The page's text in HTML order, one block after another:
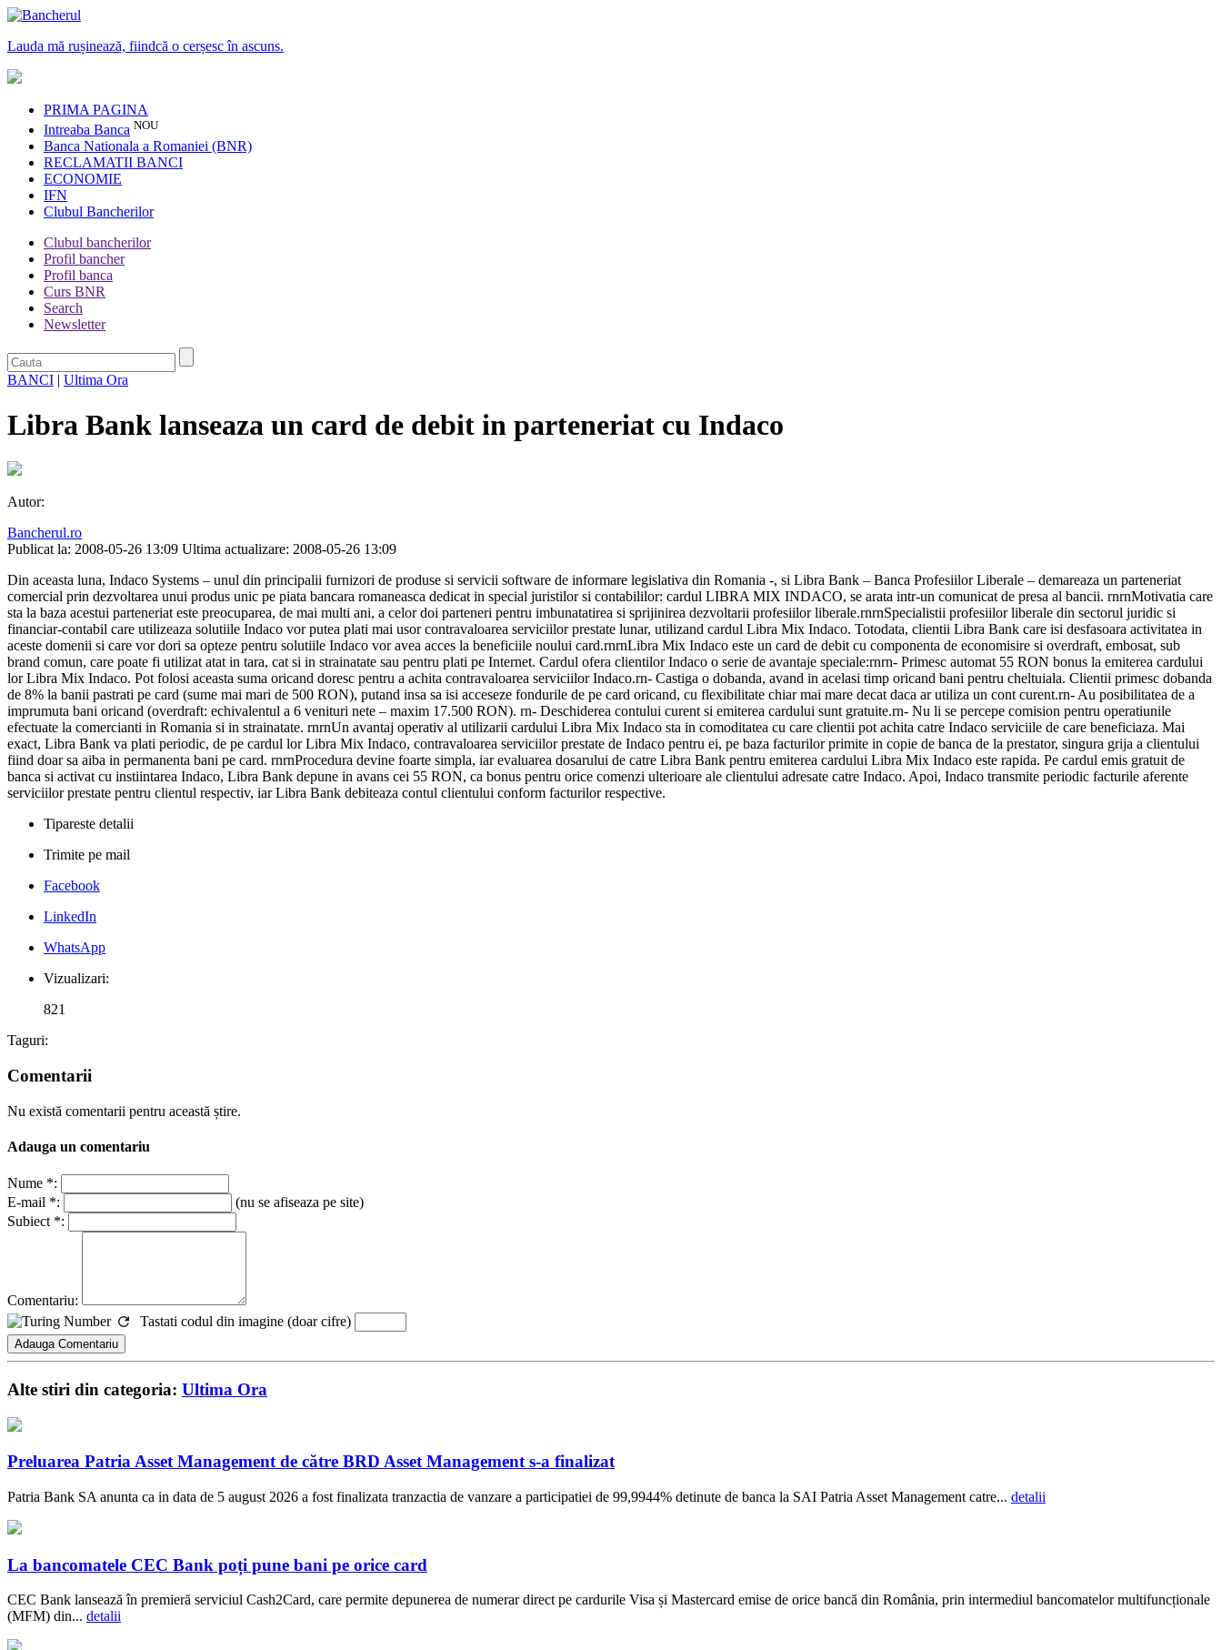
Lauda mă rușinează, fiindcă o cerșesc în ascuns.
PRIMA PAGINA
Intreaba Banca NOU
Banca Nationala a Romaniei (BNR)
RECLAMATII BANCI
ECONOMIE
IFN
Clubul Bancherilor
Clubul bancherilor
Profil bancher
Profil banca
Curs BNR
Search
Newsletter
BANCI | Ultima Ora
Libra Bank lanseaza un card de debit in parteneriat cu Indaco
Autor:
Bancherul.ro
Publicat la: 2008-05-26 13:09 Ultima actualizare: 2008-05-26 13:09
Din aceasta luna, Indaco Systems – unul din principalii furnizori de produse si servicii software de informare legislativa din Romania -, si Libra Bank – Banca Profesiilor Liberale – demareaza un parteneriat
comercial prin dezvoltarea unui produs unic pe piata bancara romaneasca dedicat in special juristilor si contabililor: cardul LIBRA MIX INDACO, se arata intr-un comunicat de presa al bancii. rnrnMotivatia care
sta la baza acestui parteneriat este preocuparea, de mai multi ani, a celor doi parteneri pentru imbunatatirea si sprijinirea dezvoltarii profesiilor liberale.rnrnSpecialistii profesiilor liberale din sectorul juridic si
financiar-contabil care utilizeaza solutiile Indaco vor putea plati mai usor contravaloarea serviciilor prestate lunar, utilizand cardul Libra Mix Indaco. Totodata, clientii Libra Bank care isi desfasoara activitatea in
aceste domenii si care vor dori sa opteze pentru solutiile Indaco vor avea acces la beneficiile noului card.rnrnLibra Mix Indaco este un card de debit cu componenta de economisire si overdraft, embosat, sub
brand comun, care poate fi utilizat atat in tara, cat si in strainatate sau pentru plati pe Internet. Cardul ofera clientilor Indaco o serie de avantaje speciale:rnrn- Primesc automat 55 RON bonus la emiterea cardului
lor Libra Mix Indaco. Pot folosi aceasta suma oricand doresc pentru a achita contravaloarea serviciilor Indaco.rn- Castiga o dobanda, avand in acelasi timp oricand bani pentru cheltuiala. Clientii primesc dobanda
de 8% la banii pastrati pe card (sume mai mari de 500 RON), putand insa sa isi acceseze fondurile de pe card oricand, cu flexibilitate chiar mai mare decat daca ar utiliza un cont curent.rn- Au posibilitatea de a
imprumuta bani oricand (overdraft: echivalentul a 6 venituri nete – maxim 17.500 RON). rn- Deschiderea contului curent si emiterea cardului sunt gratuite.rn- Nu li se percepe comision pentru operatiunile
efectuate la comercianti in Romania si in strainatate. rnrnUn avantaj operativ al utilizarii cardului Libra Mix Indaco sta in comoditatea cu care clientii pot achita catre Indaco serviciile de care beneficiaza. Mai
exact, Libra Bank va plati periodic, de pe cardul lor Libra Mix Indaco, contravaloarea serviciilor prestate de Indaco pentru ei, pe baza facturilor primite in copie de banca de la prestator, singura grija a clientului
fiind doar sa aiba in permanenta bani pe card. rnrnProcedura devine foarte simpla, iar evaluarea dosarului de catre Libra Bank pentru emiterea cardului Libra Mix Indaco este rapida. Pe cardul emis gratuit de
banca si activat cu instiintarea Indaco, Libra Bank depune in avans cei 55 RON, ca bonus pentru orice comenzi ulterioare ale clientului adresate catre Indaco. Apoi, Indaco transmite periodic facturile aferente
serviciilor prestate pentru clientul respectiv, iar Libra Bank debiteaza contul clientului conform facturilor respective.
Tipareste detalii
Trimite pe mail
Facebook
LinkedIn
WhatsApp
Vizualizari:
821
Taguri:
Comentarii
Nu există comentarii pentru această știre.
Adauga un comentariu
Nume *:
E-mail *:
(nu se afiseaza pe site)
Subiect *:
Comentariu:
Tastati codul din imagine (doar cifre)
Alte stiri din categoria: Ultima Ora
Preluarea Patria Asset Management de către BRD Asset Management s-a finalizat
Patria Bank SA anunta ca in data de 5 august 2026 a fost finalizata tranzactia de vanzare a participatiei de 99,9944% detinute de banca la SAI Patria Asset Management catre... detalii
La bancomatele CEC Bank poți pune bani pe orice card
CEC Bank lansează în premieră serviciul Cash2Card, care permite depunerea de numerar direct pe cardurile Visa și Mastercard emise de orice bancă din România, prin intermediul bancomatelor multifuncționale
(MFM) din... detalii